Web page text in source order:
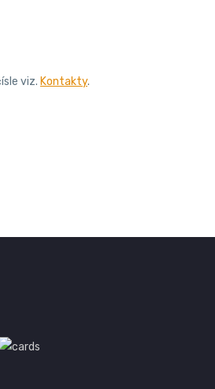
viz. Kontakty.